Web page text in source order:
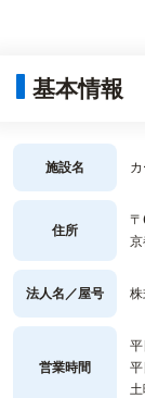
基本情報
施設名
住所
法人名／屋号
営業時間